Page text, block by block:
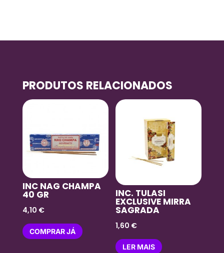
PRODUTOS RELACIONADOS
INC NAG CHAMPA
40 GR
4,10 €
COMPRAR JÁ
INC. TULASI
EXCLUSIVE MIRRA
SAGRADA
1,60 €
LER MAIS